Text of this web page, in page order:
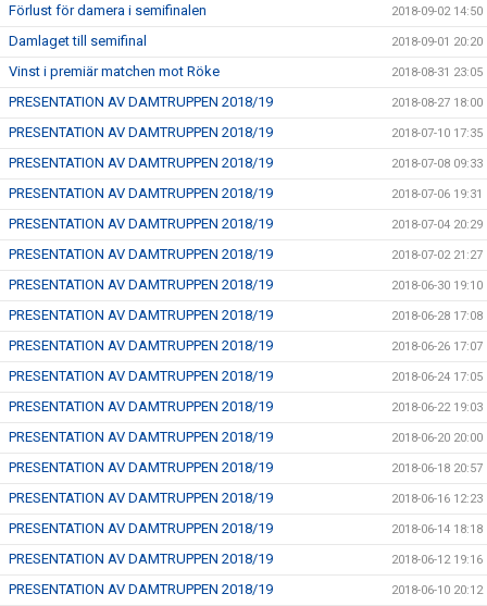
Förlust för damera i semifinalen 2018-09-02 14:50
Damlaget till semifinal 2018-09-01 20:20
Vinst i premiär matchen mot Röke 2018-08-31 23:05
PRESENTATION AV DAMTRUPPEN 2018/19 2018-08-27 18:00
PRESENTATION AV DAMTRUPPEN 2018/19 2018-07-10 17:35
PRESENTATION AV DAMTRUPPEN 2018/19 2018-07-08 09:33
PRESENTATION AV DAMTRUPPEN 2018/19 2018-07-06 19:31
PRESENTATION AV DAMTRUPPEN 2018/19 2018-07-04 20:29
PRESENTATION AV DAMTRUPPEN 2018/19 2018-07-02 21:27
PRESENTATION AV DAMTRUPPEN 2018/19 2018-06-30 19:10
PRESENTATION AV DAMTRUPPEN 2018/19 2018-06-28 17:08
PRESENTATION AV DAMTRUPPEN 2018/19 2018-06-26 17:07
PRESENTATION AV DAMTRUPPEN 2018/19 2018-06-24 17:05
PRESENTATION AV DAMTRUPPEN 2018/19 2018-06-22 19:03
PRESENTATION AV DAMTRUPPEN 2018/19 2018-06-20 20:00
PRESENTATION AV DAMTRUPPEN 2018/19 2018-06-18 20:57
PRESENTATION AV DAMTRUPPEN 2018/19 2018-06-16 12:23
PRESENTATION AV DAMTRUPPEN 2018/19 2018-06-14 18:18
PRESENTATION AV DAMTRUPPEN 2018/19 2018-06-12 19:16
PRESENTATION AV DAMTRUPPEN 2018/19 2018-06-10 20:12